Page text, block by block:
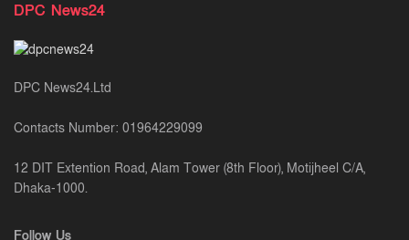
DPC News24
DPC News24.Ltd
Contacts Number: 01964229099
12 DIT Extention Road, Alam Tower (8th Floor), Motijheel C/A,
Dhaka-1000.
Follow Us